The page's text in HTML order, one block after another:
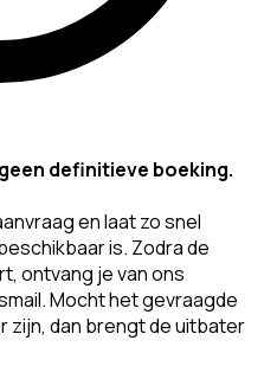
definitieve boeking.
en laat zo snel
is. Zodra de
ontvang je van ons
Mocht het gevraagde
zijn, dan brengt de uitbater